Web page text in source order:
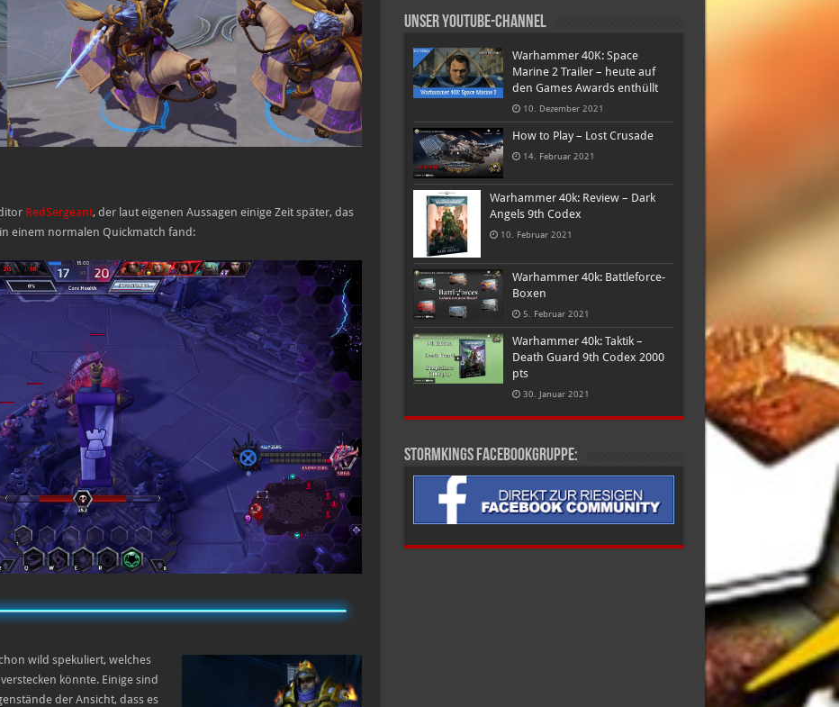
RedSergeant, der laut eigenen Aussagen einige Zeit später, das
einem normalen Quickmatch fand:
wild spekuliert, welches
könnte. Einige sind
der Ansicht, dass es
Unser Youtube-Channel
Warhammer 40K: Space
Marine 2 Trailer – heute auf
den Games Awards enthüllt
10. Dezember 2021
How to Play – Lost Crusade
14. Februar 2021
Warhammer 40k: Review – Dark
Angels 9th Codex
10. Februar 2021
Warhammer 40k: Battleforce-
Boxen
5. Februar 2021
Warhammer 40k: Taktik –
Death Guard 9th Codex 2000
pts
30. Januar 2021
Stormkings Facebookgruppe: